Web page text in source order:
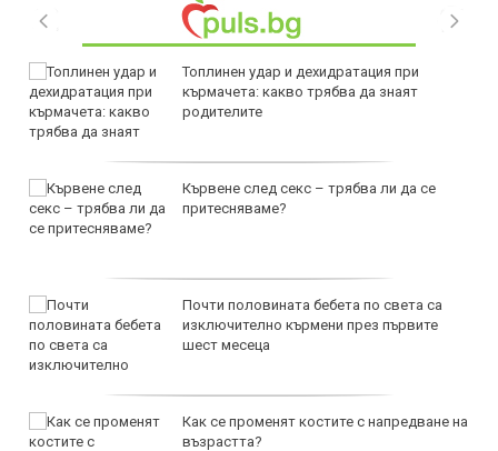
Топлинен удар и дехидратация при
кърмачета: какво трябва да знаят
родителите
Кървене след секс – трябва ли да се
притесняваме?
Почти половината бебета по света са
изключително кърмени през първите
шест месеца
Как се променят костите с напредване на
възрастта?